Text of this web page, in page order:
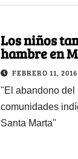
Los niños
hambre en
FEBRERO 11, 2016
"El abandono del
comunidades
Santa Marta"